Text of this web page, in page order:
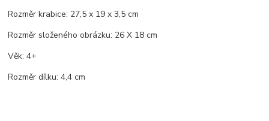
Rozměr krabice: 27,5 x 19 x 3,5 cm
Rozměr složeného obrázku: 26 X 18 cm
Věk: 4+
Rozměr dílku: 4,4 cm